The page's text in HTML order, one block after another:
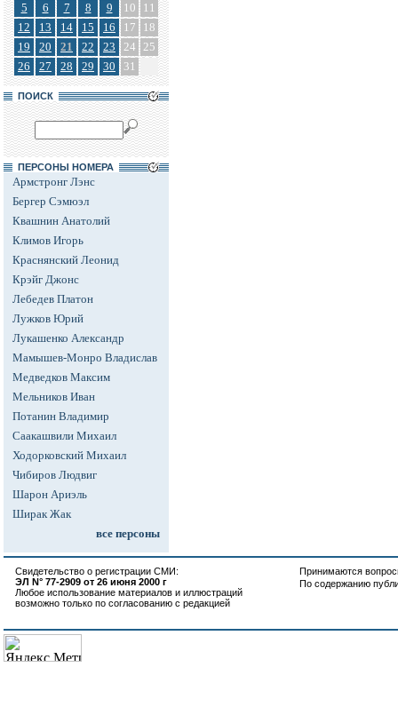
5
6 7 8 9 10
11
12
13 14 15 16 17
18
19
20 21 22 23 24 25
26
27 28 29 30 31
ПОИСК
ПЕРСОНЫ НОМЕРА
Армстронг Лэнс
Бергер Сэмюэл
Квашнин Анатолий
Климов Игорь
Краснянский Леонид
Крэйг Джонс
Лебедев Платон
Лужков Юрий
Лукашенко Александр
Мамышев-Монро Владислав
Медведков Максим
Мельников Иван
Потанин Владимир
Саакашвили Михаил
Ходорковский Михаил
Чибиров Людвиг
Шарон Ариэль
Ширак Жак
все персоны
Свидетельство о регистрации СМИ:
ЭЛ N° 77-2909 от 26 июня 2000 г
Любое использование материалов и иллюстраций
возможно только по согласованию с редакцией
Принимаются
По содержанию